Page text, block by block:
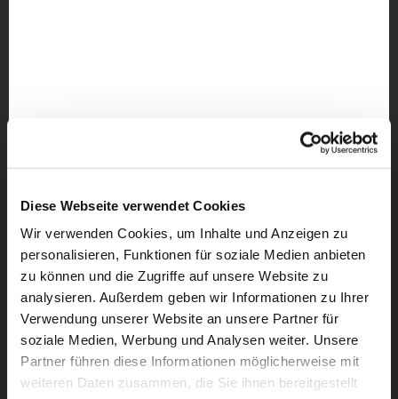
Diese Webseite verwendet Cookies
Wir verwenden Cookies, um Inhalte und Anzeigen zu
personalisieren, Funktionen für soziale Medien anbieten
zu können und die Zugriffe auf unsere Website zu
analysieren. Außerdem geben wir Informationen zu Ihrer
Verwendung unserer Website an unsere Partner für
soziale Medien, Werbung und Analysen weiter. Unsere
Partner führen diese Informationen möglicherweise mit
weiteren Daten zusammen, die Sie ihnen bereitgestellt
Dies könnte Sie auch
interessieren